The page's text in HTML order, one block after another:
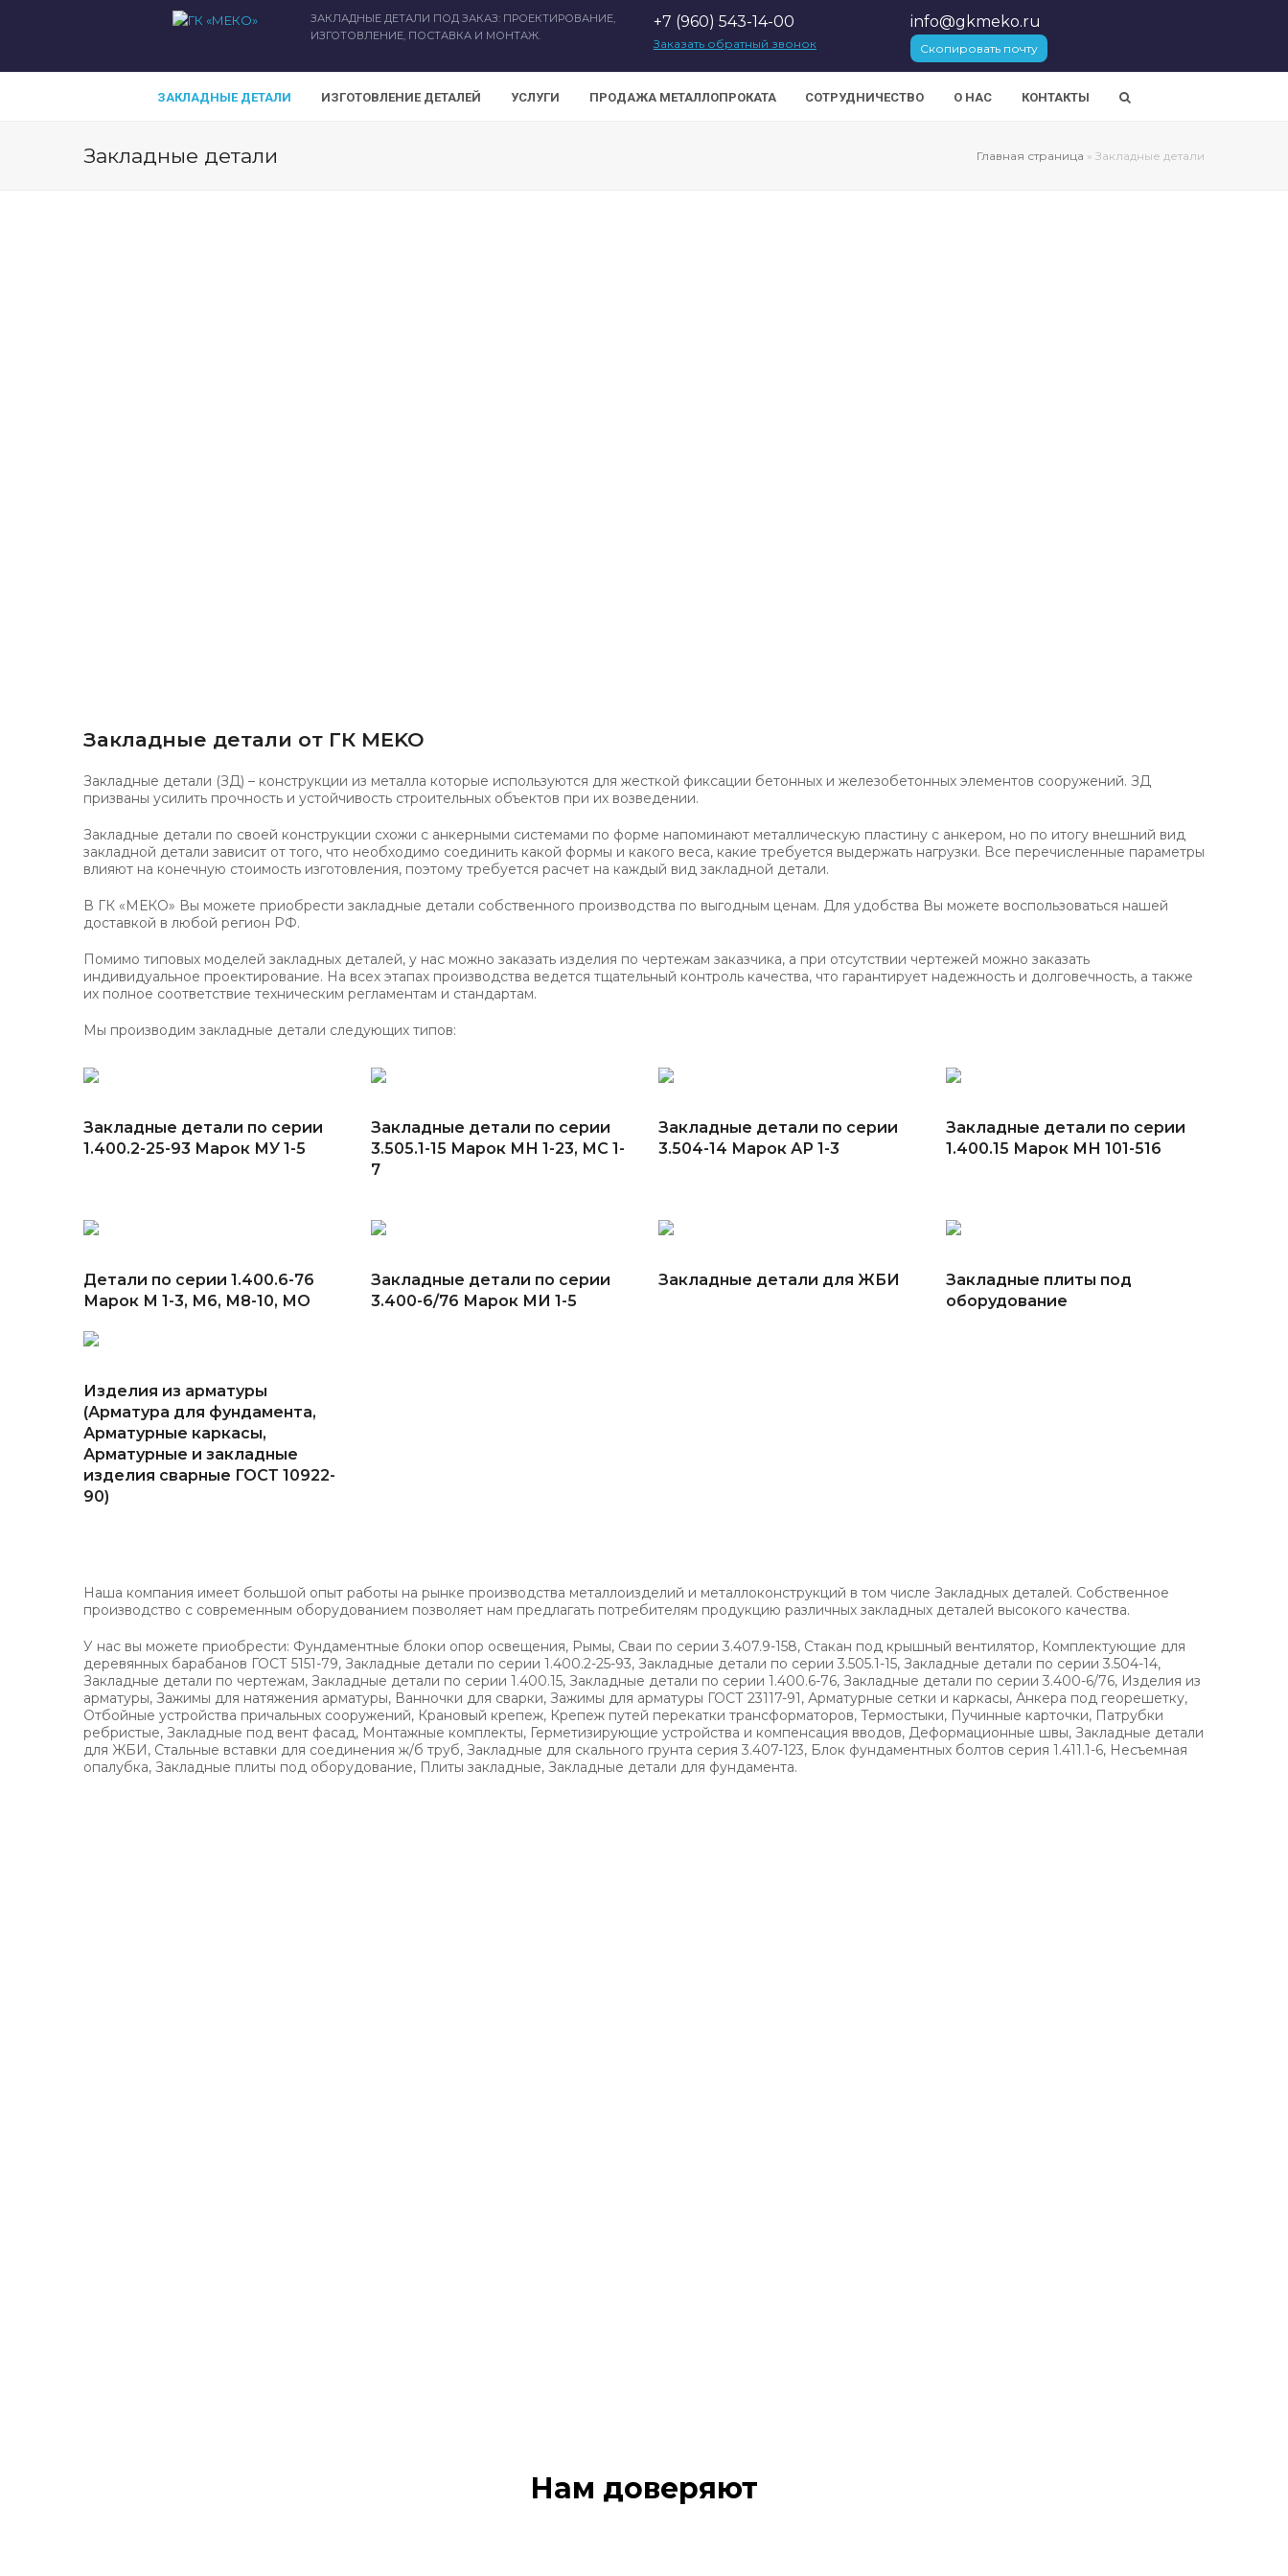
ЗАКЛАДНЫЕ ДЕТАЛИ ПОД ЗАКАЗ: ПРОЕКТИРОВАНИЕ,
ИЗГОТОВЛЕНИЕ, ПОСТАВКА И МОНТАЖ.
+7 (960) 543-14-00
Заказать обратный звонок
info@gkmeko.ru
Скопировать почту
ЗАКЛАДНЫЕ ДЕТАЛИ ИЗГОТОВЛЕНИЕ ДЕТАЛЕЙ УСЛУГИ ПРОДАЖА МЕТАЛЛОПРОКАТА СОТРУДНИЧЕСТВО О НАС КОНТАКТЫ
Закладные детали Главная страница » Закладные детали
Закладные детали от ГК MEKO
Закладные детали (ЗД) – конструкции из металла которые используются для жесткой фиксации бетонных и железобетонных элементов сооружений. ЗД
призваны усилить прочность и устойчивость строительных объектов при их возведении.
Закладные детали по своей конструкции схожи с анкерными системами по форме напоминают металлическую пластину с анкером, но по итогу внешний вид
закладной детали зависит от того, что необходимо соединить какой формы и какого веса, какие требуется выдержать нагрузки. Все перечисленные параметры
влияют на конечную стоимость изготовления, поэтому требуется расчет на каждый вид закладной детали.
В ГК «МЕКО» Вы можете приобрести закладные детали собственного производства по выгодным ценам. Для удобства Вы можете воспользоваться нашей
доставкой в любой регион РФ.
Помимо типовых моделей закладных деталей, у нас можно заказать изделия по чертежам заказчика, а при отсутствии чертежей можно заказать
индивидуальное проектирование. На всех этапах производства ведется тщательный контроль качества, что гарантирует надежность и долговечность, а также
их полное соответствие техническим регламентам и стандартам.
Мы производим закладные детали следующих типов:
Закладные детали по серии
1.400.2-25-93 Марок МУ 1-5
Закладные детали по серии
3.505.1-15 Марок МН 1-23, МС 1-
7
Закладные детали по серии
3.504-14 Марок АР 1-3
Закладные детали по серии
1.400.15 Марок МН 101-516
Детали по серии 1.400.6-76
Марок М 1-3, М6, М8-10, МО
Закладные детали по серии
3.400-6/76 Марок МИ 1-5
Закладные детали для ЖБИ
Закладные плиты под
оборудование
Изделия из арматуры
(Арматура для фундамента,
Арматурные каркасы,
Арматурные и закладные
изделия сварные ГОСТ 10922-
90)
Наша компания имеет большой опыт работы на рынке производства металлоизделий и металлоконструкций в том числе Закладных деталей. Собственное
производство с современным оборудованием позволяет нам предлагать потребителям продукцию различных закладных деталей высокого качества.
У нас вы можете приобрести: Фундаментные блоки опор освещения, Рымы, Сваи по серии 3.407.9-158, Стакан под крышный вентилятор, Комплектующие для
деревянных барабанов ГОСТ 5151-79, Закладные детали по серии 1.400.2-25-93, Закладные детали по серии 3.505.1-15, Закладные детали по серии 3.504-14,
Закладные детали по чертежам, Закладные детали по серии 1.400.15, Закладные детали по серии 1.400.6-76, Закладные детали по серии 3.400-6/76, Изделия из
арматуры, Зажимы для натяжения арматуры, Ванночки для сварки, Зажимы для арматуры ГОСТ 23117-91, Арматурные сетки и каркасы, Анкера под георешетку,
Отбойные устройства причальных сооружений, Крановый крепеж, Крепеж путей перекатки трансформаторов, Термостыки, Пучинные карточки, Патрубки
ребристые, Закладные под вент фасад, Монтажные комплекты, Герметизирующие устройства и компенсация вводов, Деформационные швы, Закладные детали
для ЖБИ, Стальные вставки для соединения ж/б труб, Закладные для скального грунта серия 3.407-123, Блок фундаментных болтов серия 1.411.1-6, Несъемная
опалубка, Закладные плиты под оборудование, Плиты закладные, Закладные детали для фундамента.
Нам доверяют